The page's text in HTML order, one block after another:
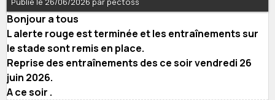
Bonjour a tous
L alerte rouge est terminée et les entraînements sur
le stade sont remis en place.
Reprise des entraînements des ce soir vendredi 26
juin 2026.
A ce soir .